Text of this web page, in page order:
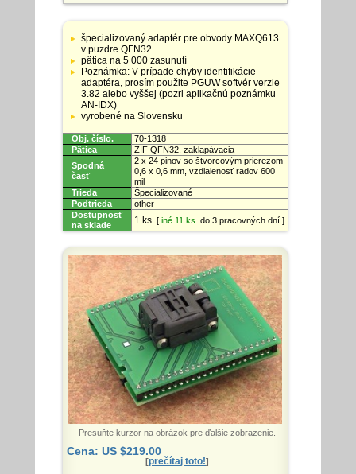
Tabuľka
so
špecifikáciami
adaptérov
špecializovaný adaptér pre obvody MAXQ613
v puzdre QFN32
pätica na 5 000 zasunutí
Poznámka: V prípade chyby identifikácie
adaptéra, prosím použite PGUW softvér verzie
3.82 alebo vyššej (pozri aplikačnú poznámku
AN-IDX)
vyrobené na Slovensku
Obj. číslo.
70-1318
Pätica
ZIF QFN32, zaklapávacia
Spodná
časť
2 x 24 pinov so štvorcovým prierezom
0,6 x 0,6 mm, vzdialenosť radov 600
mil
Trieda
Špecializované
Podtrieda
other
Dostupnosť
na sklade
1 ks. [ iné 11 ks. do 3 pracovných dní ]
Presuňte kurzor na obrázok pre ďalšie zobrazenie.
Cena: US $219.00
[prečítaj toto!]